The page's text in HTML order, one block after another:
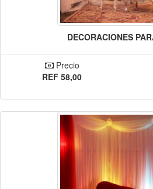
DECORACIONES
Precio
REF 58,00